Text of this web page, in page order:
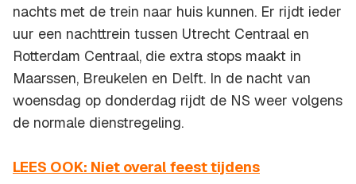
nachts met de trein naar huis kunnen. Er rijdt ieder
uur een nachttrein tussen Utrecht Centraal en
Rotterdam Centraal, die extra stops maakt in
Maarssen, Breukelen en Delft. In de nacht van
woensdag op donderdag rijdt de NS weer volgens
de normale dienstregeling.
LEES OOK: Niet overal feest tijdens